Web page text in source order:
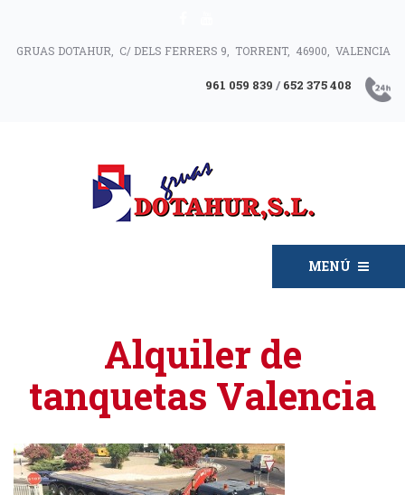
GRUAS DOTAHUR, C/ DELS FERRERS 9, TORRENT, 46900, VALENCIA
961 059 839 / 652 375 408
MENÚ
Alquiler de
tanquetas Valencia